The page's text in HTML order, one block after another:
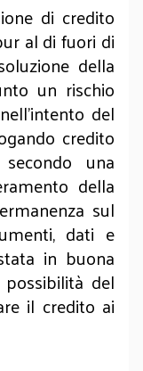
di credito
al di fuori di
della
un rischio
del
credito
una
della
sul
dati e
in buona
del
il credito ai